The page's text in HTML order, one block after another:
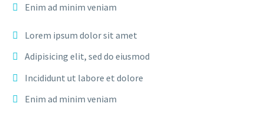
Enim ad minim veniam
Lorem ipsum dolor sit amet
Adipisicing elit, sed do eiusmod
Incididunt ut labore et dolore
Enim ad minim veniam